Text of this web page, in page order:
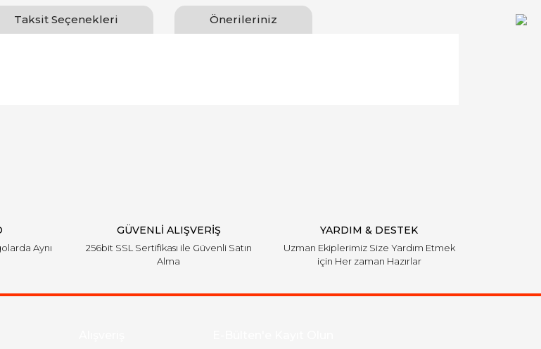
Taksit Seçenekleri Önerileriniz
Aynı
GÜVENLİ ALIŞVERİŞ
256bit SSL Sertifikası ile Güvenli Satın
Alma
YARDIM & DESTEK
Uzman Ekiplerimiz Size Yardım Etmek
için Her zaman Hazırlar